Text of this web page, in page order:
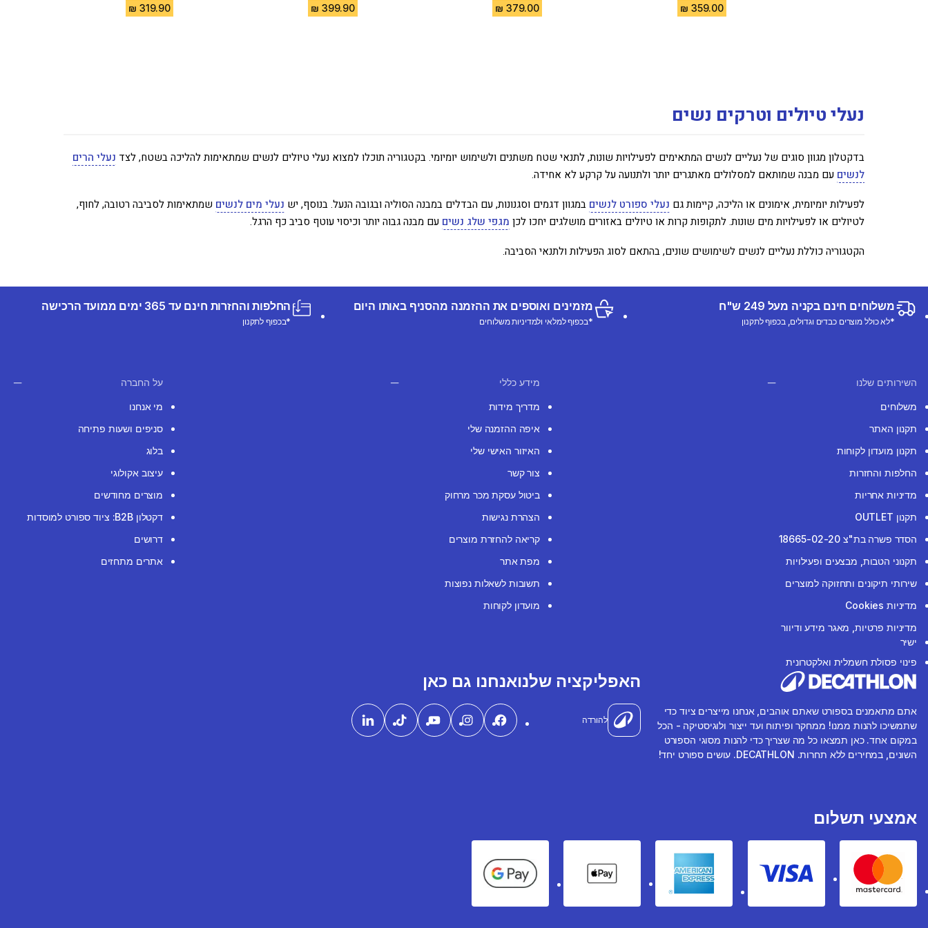
נעלי טיולים וטרקים נשים
בדקטלון מגוון סוגים של נעליים לנשים המתאימים לפעילויות שונות, לתנאי שטח משתנים ולשימוש יומיומי. בקטגוריה תוכלו למצוא נעלי טיולים לנשים שמתאימות להליכה בשטח, לצד נעלי הרים
לנשים עם מבנה שמותאם למסלולים מאתגרים יותר ולתנועה על קרקע לא אחידה.
לפעילות יומיומית, אימונים או הליכה, קיימות גם נעלי ספורט לנשים במגוון דגמים וסגנונות, עם הבדלים במבנה הסוליה ובגובה הנעל. בנוסף, יש נעלי מים לנשים שמתאימות לסביבה רטובה, לחוף,
לטיולים או לפעילויות מים שונות. לתקופות קרות או טיולים באזורים מושלגים יחכו לכן מגפי שלג נשים עם מבנה גבוה יותר וכיסוי עוטף סביב כף הרגל.
הקטגוריה כוללת נעליים לנשים לשימושים שונים, בהתאם לסוג הפעילות ולתנאי הסביבה.
משלוחים חינם בקניה מעל 249 ש"ח
*לא כולל מוצרים כבדים וגדולים, בכפוף לתקנון
מזמינים ואוספים את ההזמנה מהסניף באותו היום
*בכפוף למלאי ולמדיניות משלוחים
החלפות והחזרות חינם עד 365 ימים ממועד הרכישה
*בכפוף לתקנון
השירותים שלנו
משלוחים
תקנון האתר
תקנון מועדון לקוחות
החלפות והחזרות
מדיניות אחריות
תקנון OUTLET
הסדר פשרה בת"צ 18665-02-20
תקנוני הטבות, מבצעים ופעילויות
שירותי תיקונים ותחזוקה למוצרים
מדיניות Cookies
מדיניות פרטיות, מאגר מידע ודיוור
ישיר
פינוי פסולת חשמלית ואלקטרונית
מידע כללי
מדריך מידות
איפה ההזמנה שלי
האיזור האישי שלי
צור קשר
ביטול עסקת מכר מרחוק
הצהרת נגישות
קריאה להחזרת מוצרים
מפת אתר
תשובות לשאלות נפוצות
מועדון לקוחות
על החברה
מי אנחנו
סניפים ושעות פתיחה
בלוג
עיצוב אקולוגי
מוצרים מחודשים
דקטלון B2B: ציוד ספורט למוסדות
דרושים
אתרים מתחזים
אתם מתאמנים בספורט שאתם אוהבים, אנחנו מייצרים ציוד כדי
שתמשיכו להנות ממנו! ממחקר ופיתוח ועד ייצור ולוגיסטיקה - הכל
במקום אחד. כאן תמצאו כל מה שצריך כדי להנות מסוגי הספורט
השונים, במחירים ללא תחרות. DECATHLON. עושים ספורט יחד!
האפליקציה שלנו
להורדה
אנחנו גם כאן
אמצעי תשלום
Mastercard
Visa
American express
Apple Pay
Google Pay